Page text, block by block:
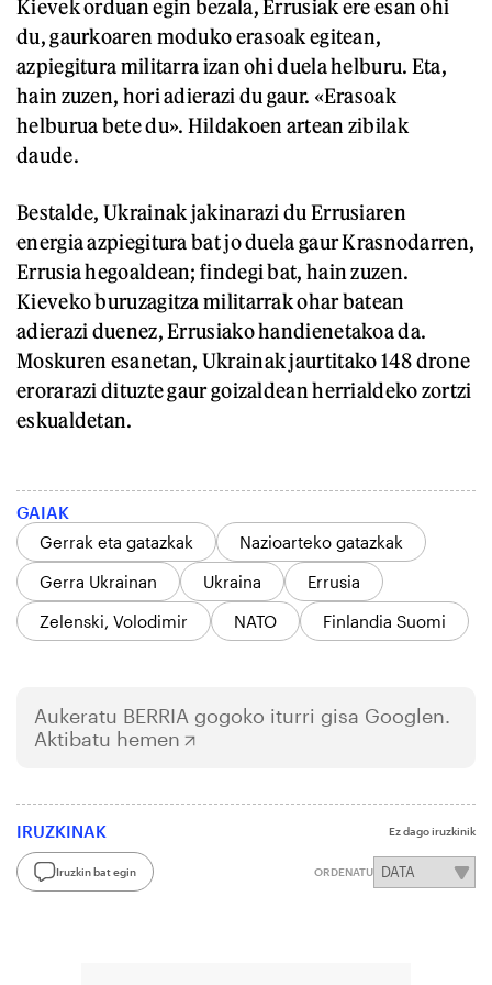
Kievek orduan egin bezala, Errusiak ere esan ohi
du, gaurkoaren moduko erasoak egitean,
azpiegitura militarra izan ohi duela helburu. Eta,
hain zuzen, hori adierazi du gaur. «Erasoak
helburua bete du». Hildakoen artean zibilak
daude.
Bestalde, Ukrainak jakinarazi du Errusiaren
energia azpiegitura bat jo duela gaur Krasnodarren,
Errusia hegoaldean; findegi bat, hain zuzen.
Kieveko buruzagitza militarrak ohar batean
adierazi duenez, Errusiako handienetakoa da.
Moskuren esanetan, Ukrainak jaurtitako 148 drone
erorarazi dituzte gaur goizaldean herrialdeko zortzi
eskualdetan.
GAIAK
Gerrak eta gatazkak
Nazioarteko gatazkak
Gerra Ukrainan
Ukraina
Errusia
Zelenski, Volodimir
NATO Finlandia Suomi
Aukeratu BERRIA gogoko iturri gisa Googlen.
Aktibatu hemen
IRUZKINAK Ez dago iruzkinik
Iruzkin bat egin ORDENATU